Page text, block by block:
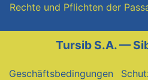
Rechte und Pflichten der
Tursib S.A. —
Geschäftsbedingungen